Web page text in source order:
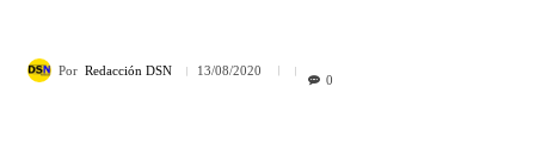
Por Redacción DSN 13/08/2020
0